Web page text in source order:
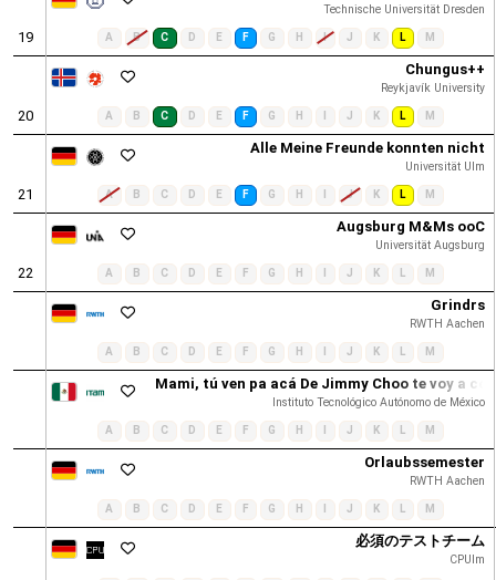
Technische Universität Dresden
19 A B C D E F G H I J K L M
Chungus++
Reykjavík University
20 A B C D E F G H J K L M
Alle Meine Freunde konnten nicht
Universität Ulm
21 A B C D E F G H J K L M
Augsburg M&Ms ooC
Universität Augsburg
22 A B C D E F G H J K M
Grindrs
RWTH Aachen
A B C D E F G H J K M
Mami, tú ven pa acá De Jimmy Choo te voy a
Instituto Tecnológico Autónomo de México
A B C D E F G H J K M
Orlaubssemester
RWTH Aachen
A B C D E F G H J K M
必須のテストチーム
CPUlm